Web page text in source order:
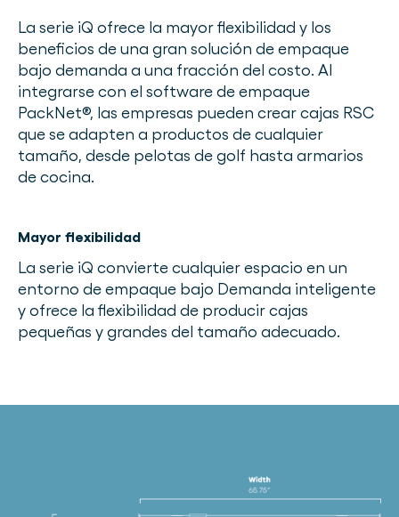
La serie iQ ofrece la mayor flexibilidad y los
beneficios de una gran solución de empaque
bajo demanda a una fracción del costo. Al
integrarse con el software de empaque
PackNet®, las empresas pueden crear cajas RSC
que se adapten a productos de cualquier
tamaño, desde pelotas de golf hasta armarios
de cocina.
Mayor flexibilidad
La serie iQ convierte cualquier espacio en un
entorno de empaque bajo Demanda inteligente
y ofrece la flexibilidad de producir cajas
pequeñas y grandes del tamaño adecuado.